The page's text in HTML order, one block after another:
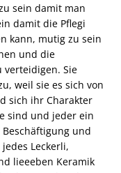
sein damit man
damit die Pflegi
kann, mutig zu sein
und die
verteidigen. Sie
weil sie es sich von
sich ihr Charakter
sind und jeder ein
Beschäftigung und
Leckerli,
lieeeben Keramik